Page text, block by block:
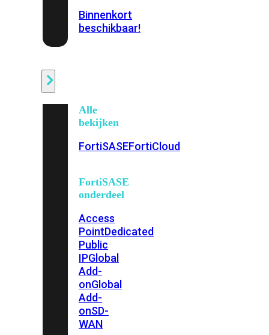
Binnenkort
beschikbaar!
Alle
bekijken
FortiSASEFortiCloud
FortiSASE
onderdeel
Access
PointDedicated
Public
IPGlobal
Add-
onGlobal
Add-
onSD-
WAN